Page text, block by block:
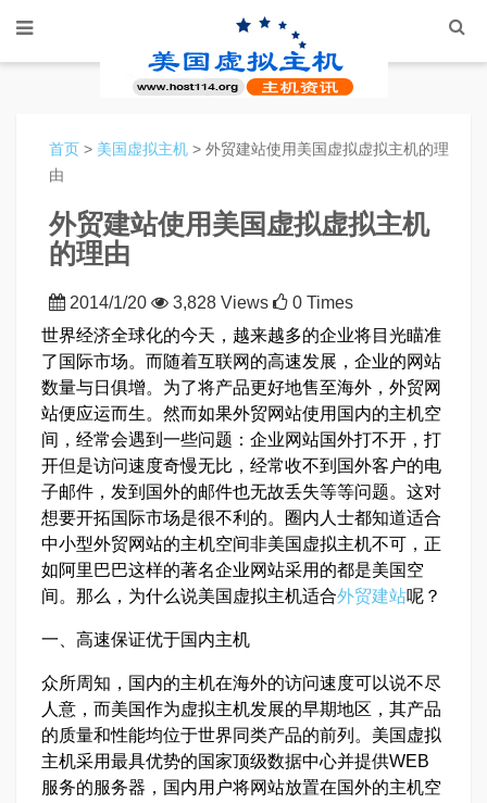
首页 > 美国虚拟主机 > 外贸建站使用美国虚拟虚拟主机的理
由
外贸建站使用美国虚拟虚拟主机
的理由
2014/1/20 3,828 Views
0 Times
世界经济全球化的今天，越来越多的企业将目光瞄准
了国际市场。而随着互联网的高速发展，企业的网站
数量与日俱增。为了将产品更好地售至海外，外贸网
站便应运而生。然而如果外贸网站使用国内的主机空
间，经常会遇到一些问题：企业网站国外打不开，打
开但是访问速度奇慢无比，经常收不到国外客户的电
子邮件，发到国外的邮件也无故丢失等等问题。这对
想要开拓国际市场是很不利的。圈内人士都知道适合
中小型外贸网站的主机空间非美国虚拟主机不可，正
如阿里巴巴这样的著名企业网站采用的都是美国空
间。那么，为什么说美国虚拟主机适合外贸建站呢？
一、高速保证优于国内主机
众所周知，国内的主机在海外的访问速度可以说不尽
人意，而美国作为虚拟主机发展的早期地区，其产品
的质量和性能均位于世界同类产品的前列。美国虚拟
主机采用最具优势的国家顶级数据中心并提供WEB
服务的服务器，国内用户将网站放置在国外的主机空